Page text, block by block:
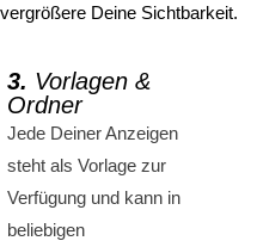
Deine Sichtbarkeit.
3. Vorlagen &
Ordner
Jede Deiner Anzeigen
steht als Vorlage zur
Verfügung und kann in
beliebigen